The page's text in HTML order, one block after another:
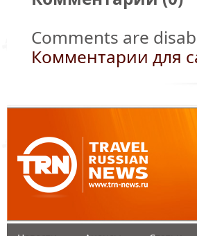
Comments are
Комментарии для